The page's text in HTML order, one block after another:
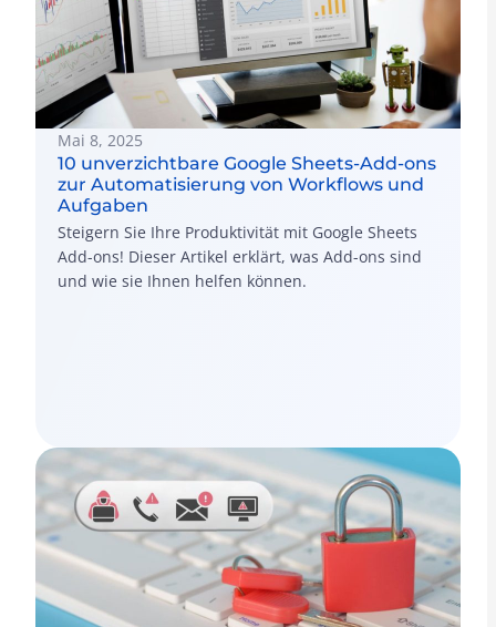
Mai 8, 2025
10 unverzichtbare Google Sheets-Add-ons
zur Automatisierung von Workflows und
Aufgaben
Steigern Sie Ihre Produktivität mit Google Sheets
Add-ons! Dieser Artikel erklärt, was Add-ons sind
und wie sie Ihnen helfen können.